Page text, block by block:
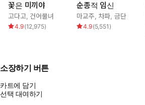
꽃은 미끼야
고다고, 건어물녀
4.9(12,975)
순종적 임신
마교주, 차파, 금단
4.9(5,551 )
소장하기 버튼
카트에 담기
선택 대여하기